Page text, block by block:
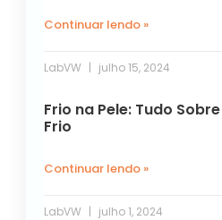
Continuar lendo »
LabVW julho 15, 2024
Frio na Pele: Tudo
Frio
Continuar lendo »
LabVW julho 1, 2024